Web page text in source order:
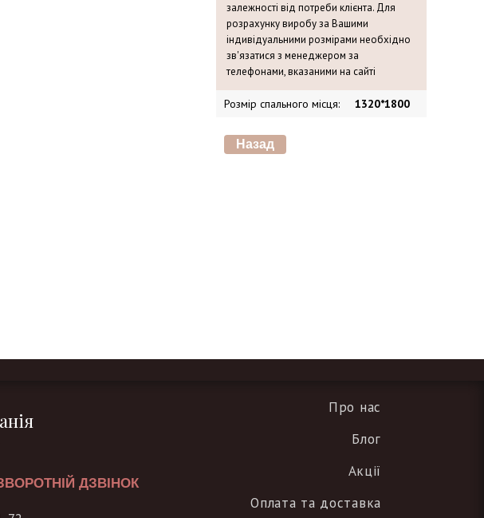
залежності від потреби клієнта. Для
розрахунку виробу за Вашими
індивідуальними розмірами необхідно
зв'язатися з менеджером за
телефонами, вказаними на сайті
Розмір спального місця: 1320*1800
ДЗВІНОК
Про нас
Блог
Акції
Оплата та доставка